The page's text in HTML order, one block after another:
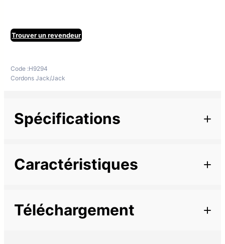
Trouver un revendeur
Code :H9294
Cordons Jack/Jack
Spécifications
Caractéristiques
Cordon ligne 1x Jack 6,35 stéréo mâle / 2x 6,35 mono
Téléchargement